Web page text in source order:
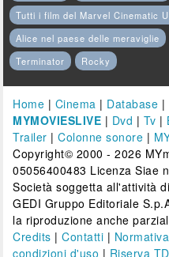
Tutti i film del Marvel Cinematic
Alice nel paese delle meraviglie
Terminator
Rocky
Home | Cinema | Database |
MYMOVIESLIVE | Dvd | Tv |
Trailer |Colonne sonore |
Copyright© 2000 - 2026
05056400483 Licenza Siae
Società soggetta all'attività
GEDI Gruppo Editoriale
la riproduzione anche
Credits |Contatti |
condizioni d'uso | Riserva